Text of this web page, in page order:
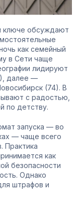
ключе обсуждают
как семейный
в Сети чаще
лидируют
далее —
(74). В
с радостью,
по детству.
запуска — во
— чаще всего
Практика
как
безопасности
Однако
штрафов и